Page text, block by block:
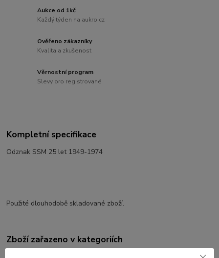
Aukce od 1kč
Každý týden na aukro.cz
Ověřeno zákazníky
Kvalita a zkušenost
Věrnostní program
Slevy pro registrované
Kompletní specifikace
Odznak SSM 25 let 1949-1974
Použité dlouhodobě skladované zboží.
Zboží zařazeno v kategoriích